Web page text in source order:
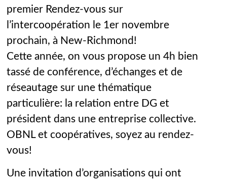
premier Rendez-vous sur
l’intercoopération le 1er novembre
prochain, à New-Richmond!
Cette année, on vous propose un 4h bien
tassé de conférence, d’échanges et de
réseautage sur une thématique
particulière: la relation entre DG et
président dans une entreprise collective.
OBNL et coopératives, soyez au rendez-
vous!
Une invitation d’organisations qui ont